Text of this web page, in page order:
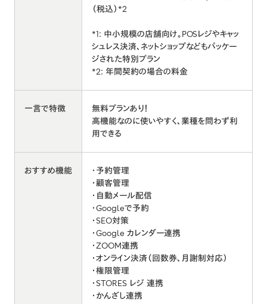
（税込）*2
*1: 中小規模の店舗向け。POSレジやキャッ
シュレス決済、ネットショップなどもパッケー
ジされた特別プラン
*2: 年間契約の場合の料金
一言で特徴
無料プランあり！
高機能なのに使いやすく、業種を問わず利
用できる
おすすめ機能
・予約管理
・顧客管理
・自動メール配信
・Googleで予約
・SEO対策
・Google カレンダー連携
・ZOOM連携
・オンライン決済（回数券、月謝制対応）
・権限管理
・STORES レジ 連携
・かんざし連携